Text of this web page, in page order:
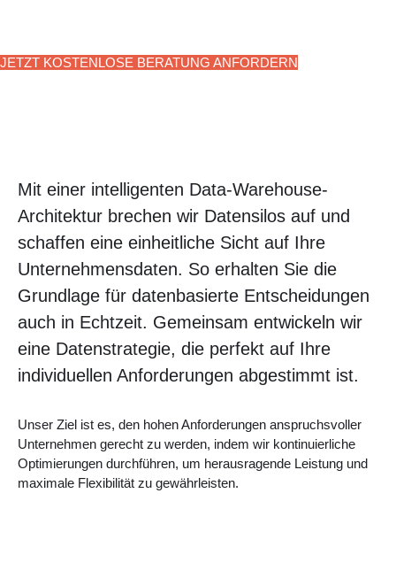
JETZT KOSTENLOSE BERATUNG ANFORDERN
Mit einer intelligenten Data-Warehouse-
Architektur brechen wir Datensilos auf und
schaffen eine einheitliche Sicht auf Ihre
Unternehmensdaten. So erhalten Sie die
Grundlage für datenbasierte Entscheidungen
auch in Echtzeit. Gemeinsam entwickeln wir
eine Datenstrategie, die perfekt auf Ihre
individuellen Anforderungen abgestimmt ist.
Unser Ziel ist es, den hohen Anforderungen anspruchsvoller
Unternehmen gerecht zu werden, indem wir kontinuierliche
Optimierungen durchführen, um herausragende Leistung und
maximale Flexibilität zu gewährleisten.